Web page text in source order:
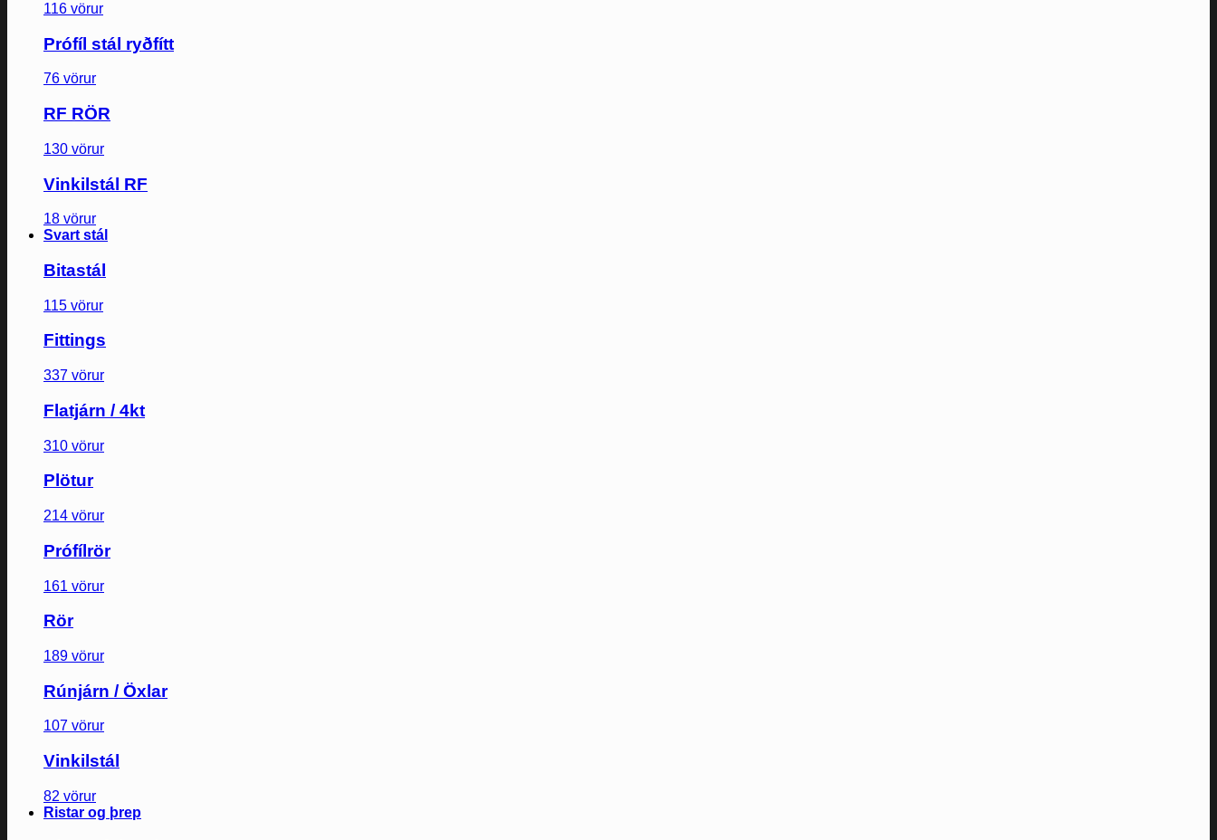
116 vörur
Prófíl stál ryðfítt
76 vörur
RF RÖR
130 vörur
Vinkilstál RF
18 vörur
Svart stál
Bitastál
115 vörur
Fittings
337 vörur
Flatjárn / 4kt
310 vörur
Plötur
214 vörur
Prófílrör
161 vörur
Rör
189 vörur
Rúnjárn / Öxlar
107 vörur
Vinkilstál
82 vörur
Ristar og þrep